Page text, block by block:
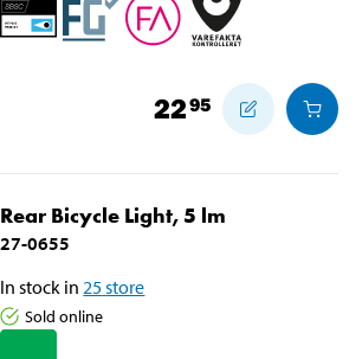
2295
Rear Bicycle Light, 5 lm
27-0655
In stock in 25store
Sold online